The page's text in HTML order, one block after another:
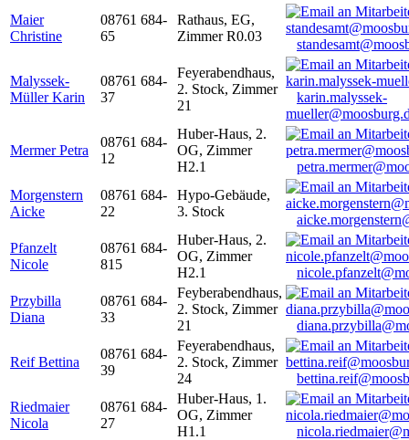
Maier
Christine
08761 684-
65
Rathaus, EG,
Zimmer R0.03
Malyssek-
Müller Karin
08761 684-
37
Feyerabendhaus,
2. Stock, Zimmer
21
karin.malyssek-
Mermer Petra
08761 684-
12
Huber-Haus, 2.
OG, Zimmer
H2.1
Morgenstern
Aicke
08761 684-
22
Hypo-Gebäude,
3. Stock
Pfanzelt
Nicole
08761 684-
815
Huber-Haus, 2.
OG, Zimmer
H2.1
Przybilla
Diana
08761 684-
33
Feyberabendhaus,
2. Stock, Zimmer
21
Reif Bettina
08761 684-
39
Feyerabendhaus,
2. Stock, Zimmer
24
Riedmaier
Nicola
08761 684-
27
Huber-Haus, 1.
OG, Zimmer
H1.1